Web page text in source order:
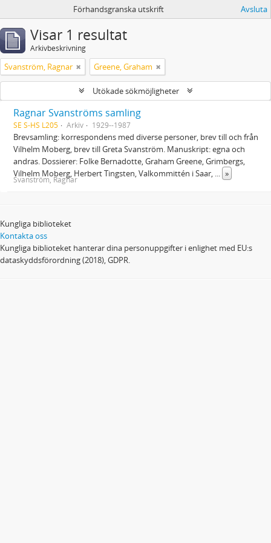
Förhandsgranska utskrift Avsluta
Visar 1 resultat
Arkivbeskrivning
Svanström, Ragnar Greene, Graham
Utökade sökmöjligheter
Ragnar Svanströms samling
SE S-HS L205 Arkiv 1929--1987
Brevsamling: korrespondens med diverse personer, brev till och från
Vilhelm Moberg, brev till Greta Svanström. Manuskript: egna och
andras. Dossierer: Folke Bernadotte, Graham Greene, Grimbergs,
Vilhelm Moberg, Herbert Tingsten, Valkommittén i Saar, ... »
Svanström, Ragnar
Kungliga biblioteket
Kontakta oss
Kungliga biblioteket hanterar dina personuppgifter i enlighet med EU:s
dataskyddsförordning (2018), GDPR.